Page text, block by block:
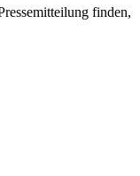
finden,